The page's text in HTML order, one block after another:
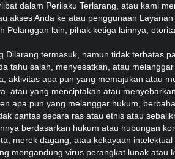
dalam Perilaku Terlarang, atau kami
akses Anda ke atau penggunaan
Pelanggan lain, pihak ketiga lainnya,
Dilarang termasuk, namun tidak terbatas
tahu salah, menyesatkan, atau
aktivitas apa pun yang memajukan atau
atau yang menciptakan atau
apa pun yang melanggar hukum,
pantas secara ras atau etnis atau
berdasarkan hukum atau hubungan
merek dagang, atau kekayaan
mengandung virus perangkat lunak